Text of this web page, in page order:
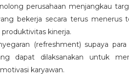
perusahaan menjangkau
bekerja secara terus menerus
kinerja.
(refreshment) supaya
dapat dilaksanakan untuk
karyawan.